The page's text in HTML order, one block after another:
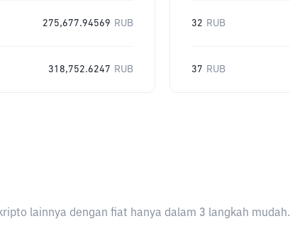
275,677.94569 RUB
318,752.6247 RUB
32 RUB
37 RUB
lainnya dengan fiat hanya dalam 3 langkah mudah.